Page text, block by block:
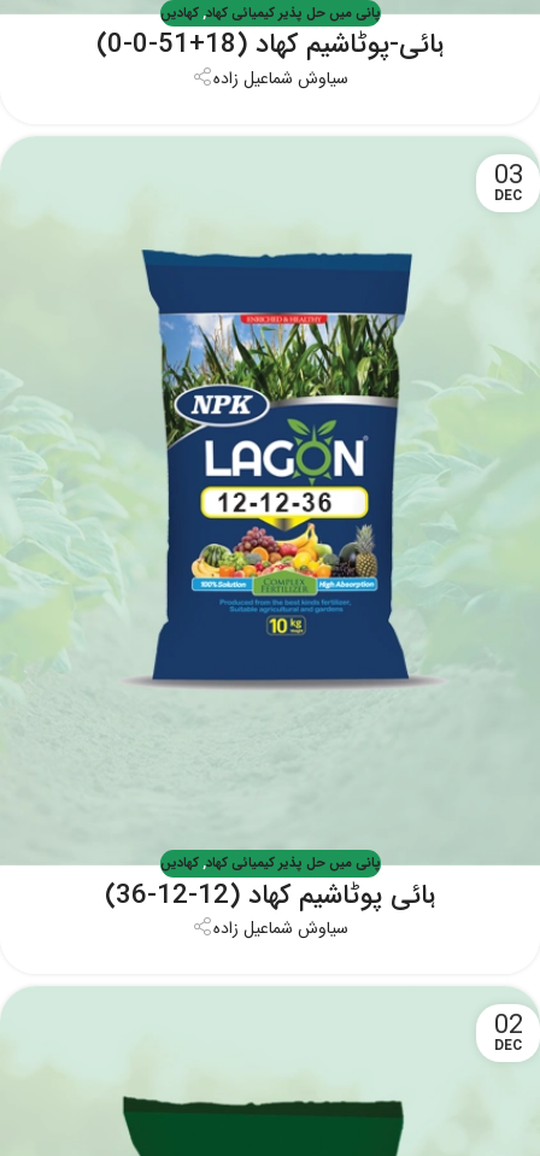
پانی میں حل پذیر کیمیائی کھاد,کھادیں
ہائی-پوٹاشیم کھاد (18+51-0-0)
سیاوش شماعیل زاده
03
DEC
پانی میں حل پذیر کیمیائی کھاد,کھادیں
ہائی پوٹاشیم کھاد (12-12-36)
سیاوش شماعیل زاده
02
DEC